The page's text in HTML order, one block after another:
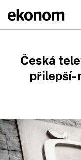
Česká
přilepší-